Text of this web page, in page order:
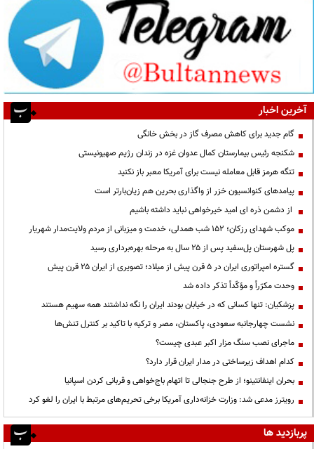
آخرین اخبار
گام جدید برای کاهش مصرف گاز در بخش خانگی
شکنجه رئیس بیمارستان کمال عدوان غزه در زندان رژیم صهیونیستی
تنگه هرمز قابل معامله نیست برای آمریکا معبر باز نکنید
پیامدهای کنوانسیون خزر از واگذاری بحرین هم زیان‌بارتر است
از دشمن ذره ای امید خیرخواهی نباید داشته باشیم
موکب شهدای رزکان؛ ۱۵۲ شب همدلی، خدمت و میزبانی از مردم ولایت‌مدار شهریار
پل شهرستان پل‌سفید پس از ۲۵ سال به مرحله بهره‌برداری رسید
گستره امپراتوری ایران در ۵ قرن پیش از میلاد؛ تصویری از ایران ۲۵ قرن پیش
وحدت مکرّراً و مؤکّداً تذکر داده شد
پزشکیان: تنها کسانی که در خیابان بودند ایران را نگه نداشتند همه سهیم هستند
نشست چهارجانبه سعودی، پاکستان، مصر و ترکیه با تاکید بر کنترل تنش‌ها
ماجرای نصب سنگ مزار اکبر عبدی چیست؟
کدام اهداف زیرساختی در مدار ایران قرار دارد؟
بحران اینفانتینو؛ از طرح جنجالی تا اتهام باج‌خواهی و قربانی کردن اسپانیا
رویترز مدعی شد: وزارت خزانه‌داری آمریکا برخی تحریم‌های مرتبط با ایران را لغو کرد
پربازدید ها